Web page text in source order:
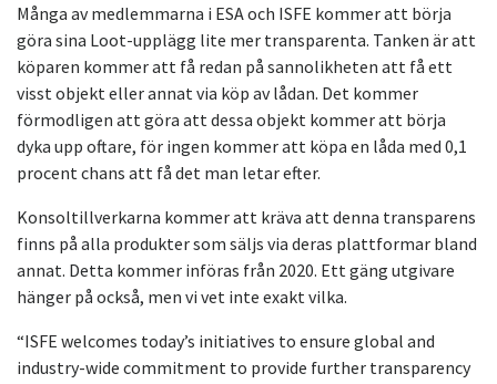
Många av medlemmarna i ESA och ISFE kommer att börja
göra sina Loot-upplägg lite mer transparenta. Tanken är att
köparen kommer att få redan på sannolikheten att få ett
visst objekt eller annat via köp av lådan. Det kommer
förmodligen att göra att dessa objekt kommer att börja
dyka upp oftare, för ingen kommer att köpa en låda med 0,1
procent chans att få det man letar efter.
Konsoltillverkarna kommer att kräva att denna transparens
finns på alla produkter som säljs via deras plattformar bland
annat. Detta kommer införas från 2020. Ett gäng utgivare
hänger på också, men vi vet inte exakt vilka.
“ISFE welcomes today’s initiatives to ensure global and
industry-wide commitment to provide further transparency